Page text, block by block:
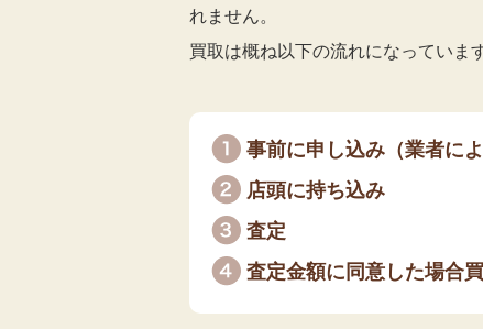
れません。
買取は概ね以下の流れになっています
事前に申し込み（業者に
店頭に持ち込み
査定
査定金額に同意した場合